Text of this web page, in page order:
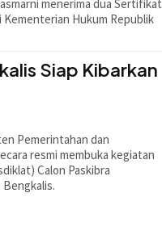
menerima dua Sertifikat
Hukum Republik
Siap Kibarkan
Pemerintahan dan
resmi membuka kegiatan
Calon Paskibra